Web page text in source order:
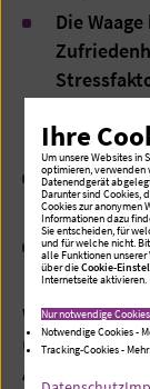
Die
für den
Burnout
Wir sind stolz
und die
Ihre
Um unsere Websites in
optimieren, verwenden
Datenendgerät
Darunter sind Cookies,
Cookies zur anonymen
Informationen dazu
Sie entscheiden, für
und für welche nicht.
alle Funktionen unserer
über dieCookie-
Internetseite aktivieren.
Nur notwendige
Notwendige Cookies -
Tracking-Cookies -